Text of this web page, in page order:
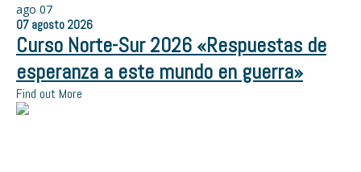
ago 07
07 agosto 2026
Curso Norte-Sur 2026 «Respuestas de
esperanza a este mundo en guerra»
Find out More